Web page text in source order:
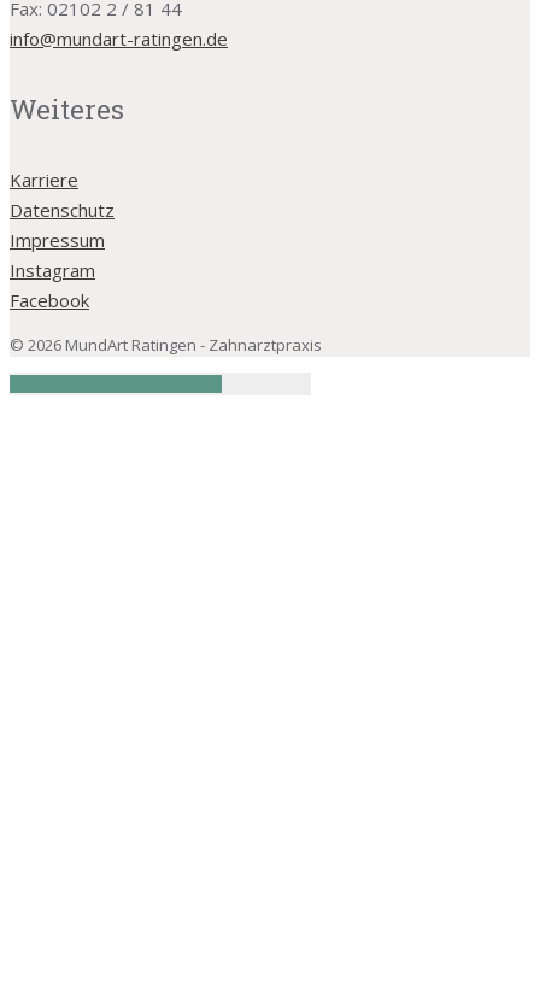
Fax: 02102 2 / 81 44
info@mundart-ratingen.de
Weiteres
Karriere
Datenschutz
Impressum
Instagram
Facebook
© 2026 MundArt Ratingen - Zahnarztpraxis